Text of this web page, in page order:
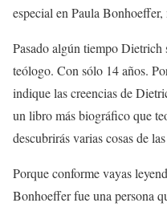
especial en Paula
Pasado algún tiempo Dietrich
teólogo. Con sólo 14 años.
indique las creencias de
un libro más biográfico que
descubrirás varias cosas de
Porque conforme vayas
Bonhoeffer fue una persona